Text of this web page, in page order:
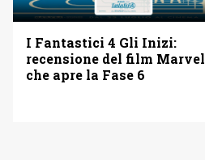
I Fantastici 4 Gli Inizi:
recensione del film Marvel
che apre la Fase 6